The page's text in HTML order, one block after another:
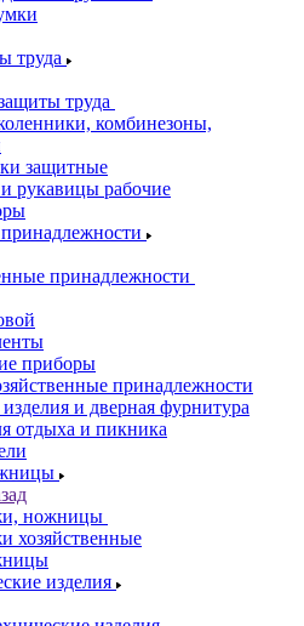
труда
труда
комбинезоны,
защитные
рукавицы рабочие
принадлежности
приборы
принадлежности
и дверная фурнитура
отдыха и пикника
ножницы
хозяйственные
изделия